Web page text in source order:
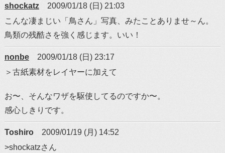
shockatz
2009/01/18 (日) 21:03
こんな凄まじい「鳥さん」写真、みたことありませ～ん。
鳥類の残酷さを強く感じます。いい！
nonbe
2009/01/18 (日) 23:17
＞古紙素材をレイヤーに加えて
お〜、そんなワザを駆使してるのですか〜。
感心しきりです。
Toshiro 2009/01/19 (月) 14:52
>shockatzさん